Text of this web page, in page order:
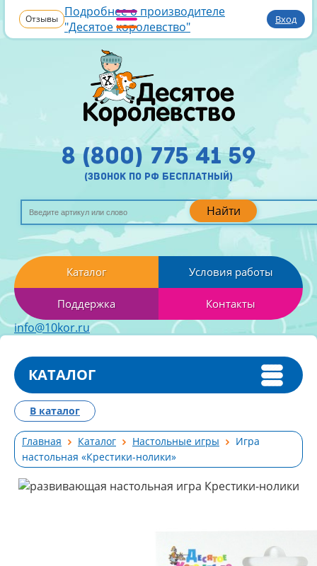
Отзывы Подробнее о производителе
"Десятое королевство"
Вход
Найти
8 (800) 775 41 59
(звонок по рф бесплатный)
Каталог Условия работы
Поддержка Контакты
info@10kor.ru
КАТАЛОГ
Главная Каталог Настольные игры
Игра
настольная «Крестики-нолики»
В каталог